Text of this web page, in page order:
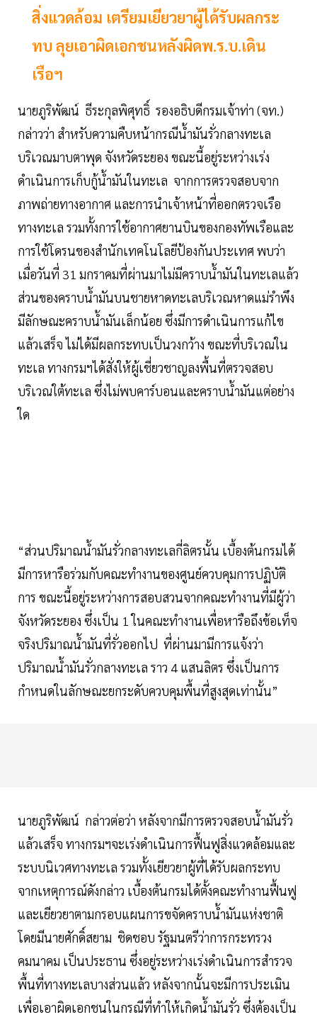
สิ่งแวดล้อม เตรียมเยียวยาผู้ได้รับผลกระ
ทบ ลุยเอาผิดเอกชนหลังผิดพ.ร.บ.เดิน
เรือฯ
นายภูริพัฒน์ ธีระกุลพิศุทธิ์ รองอธิบดีกรมเจ้าท่า (จท.)
กล่าวว่า สำหรับความคืบหน้ากรณีน้ำมันรั่วกลางทะเล
บริเวณมาบตาพุด จังหวัดระยอง ขณะนี้อยู่ระหว่างเร่ง
ดำเนินการเก็บกู้น้ำมันในทะเล จากการตรวจสอบจาก
ภาพถ่ายทางอากาศ และการนำเจ้าหน้าที่ออกตรวจเรือ
ทางทะเล รวมทั้งการใช้อากาศยานบินของกองทัพเรือและ
การใช้โดรนของสำนักเทคโนโลยีป้องกันประเทศ พบว่า
เมื่อวันที่ 31 มกราคมที่ผ่านมาไม่มีคราบน้ำมันในทะเลแล้ว
ส่วนของคราบน้ำมันบนชายหาดทะเลบริเวณหาดแม่รำพึง
มีลักษณะคราบน้ำมันเล็กน้อย ซึ่งมีการดำเนินการแก้ไข
แล้วเสร็จ ไม่ได้มีผลกระทบเป็นวงกว้าง ขณะที่บริเวณใน
ทะเล ทางกรมฯได้สั่งให้ผู้เชี่ยวชาญลงพื้นที่ตรวจสอบ
บริเวณใต้ทะเล ซึ่งไม่พบคาร์บอนและคราบน้ำมันแต่อย่าง
ใด
“ส่วนปริมาณน้ำมันรั่วกลางทะเลกี่ลิตรนั้น เบื้องต้นกรมได้
มีการหารือร่วมกับคณะทำงานของศูนย์ควบคุมการปฏิบัติ
การ ขณะนี้อยู่ระหว่างการสอบสวนจากคณะทำงานที่มีผู้ว่า
จังหวัดระยอง ซึ่งเป็น 1 ในคณะทำงานเพื่อหารือถึงข้อเท็จ
จริงปริมาณน้ำมันที่รั่วออกไป ที่ผ่านมามีการแจ้งว่า
ปริมาณน้ำมันรั่วกลางทะเล ราว 4 แสนลิตร ซึ่งเป็นการ
กำหนดในลักษณะยกระดับควบคุมพื้นที่สูงสุดเท่านั้น”
นายภูริพัฒน์ กล่าวต่อว่า หลังจากมีการตรวจสอบน้ำมันรั่ว
แล้วเสร็จ ทางกรมฯจะเร่งดำเนินการฟื้นฟูสิ่งแวดล้อมและ
ระบบนิเวศทางทะเล รวมทั้งเยียวยาผู้ที่ได้รับผลกระทบ
จากเหตุการณ์ดังกล่าว เบื้องต้นกรมได้ตั้งคณะทำงานฟื้นฟู
และเยียวยาตามกรอบแผนการขจัดคราบน้ำมันแห่งชาติ
โดยมีนายศักดิ์สยาม ชิดชอบ รัฐมนตรีว่าการกระทรวง
คมนาคม เป็นประธาน ซึ่งอยู่ระหว่างเร่งดำเนินการสำรวจ
พื้นที่ทางทะเลบางส่วนแล้ว หลังจากนั้นจะมีการประเมิน
เพื่อเอาผิดเอกชนในกรณีที่ทำให้เกิดน้ำมันรั่ว ซึ่งต้องเป็น